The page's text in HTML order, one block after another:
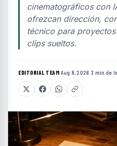
cinematográficos con
ofrezcan dirección,
técnico para
clips sueltos.
EDITORIAL TEAM·Aug 8, 2026 ·3 min de